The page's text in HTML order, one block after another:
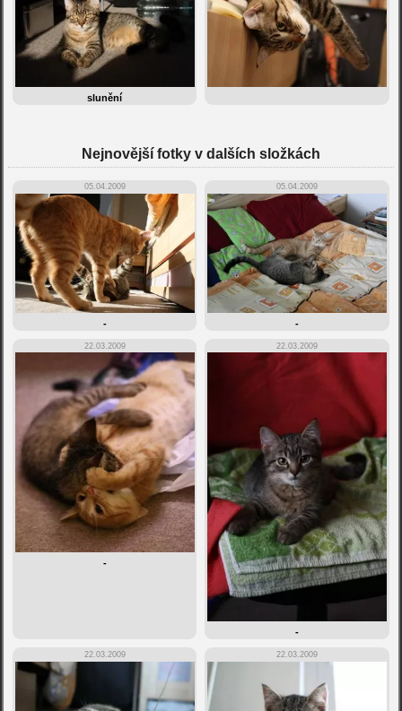
slunění
Nejnovější fotky v dalších složkách
05.04.2009
-
05.04.2009
-
22.03.2009
-
22.03.2009
-
22.03.2009 22.03.2009